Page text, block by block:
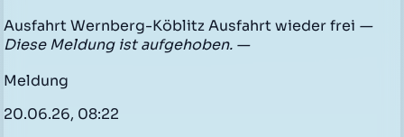
Ausfahrt Wernberg-Köblitz Ausfahrt wieder frei —
Diese Meldung ist aufgehoben. —
Meldung
20.06.26, 08:22